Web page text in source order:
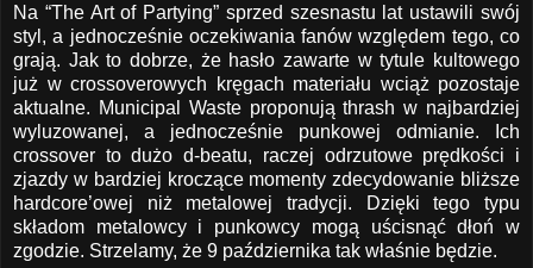
Na “The Art of Partying” sprzed szesnastu lat ustawili swój
styl, a jednocześnie oczekiwania fanów względem tego, co
grają. Jak to dobrze, że hasło zawarte w tytule kultowego
już w crossoverowych kręgach materiału wciąż pozostaje
aktualne. Municipal Waste proponują thrash w najbardziej
wyluzowanej, a jednocześnie punkowej odmianie. Ich
crossover to dużo d-beatu, raczej odrzutowe prędkości i
zjazdy w bardziej kroczące momenty zdecydowanie bliższe
hardcore’owej niż metalowej tradycji. Dzięki tego typu
składom metalowcy i punkowcy mogą uścisnąć dłoń w
zgodzie. Strzelamy, że 9 października tak właśnie będzie.